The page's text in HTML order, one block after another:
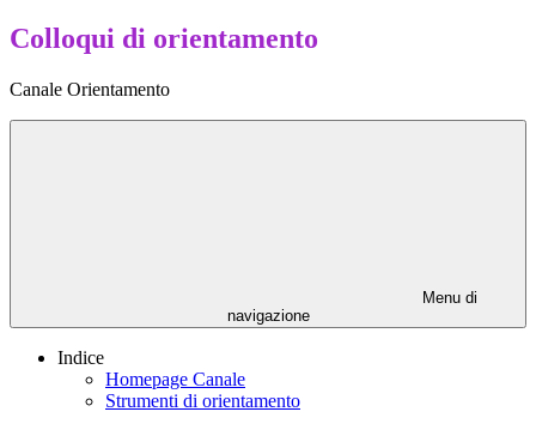
Colloqui di orientamento
Canale Orientamento
Menu di
navigazione
Indice
Homepage Canale
Strumenti di orientamento